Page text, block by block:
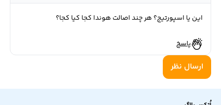
این یا اسپورتیج؟ هر چند اصالت هوندا کجا کیا کجا؟
پاسخ
ارسال نظر